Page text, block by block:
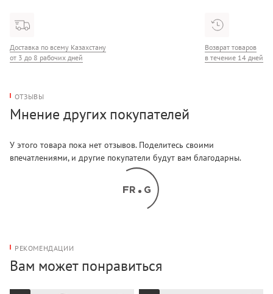
Доставка по всему Казахстану
от 3 до 8 рабочих дней
Возврат товаров
в течение 14 дней
ОТЗЫВЫ
Мнение других покупателей
У этого товара пока нет отзывов. Поделитесь своими
впечатлениями, и другие покупатели будут вам благодарны.
РЕКОМЕНДАЦИИ
Вам может понравиться